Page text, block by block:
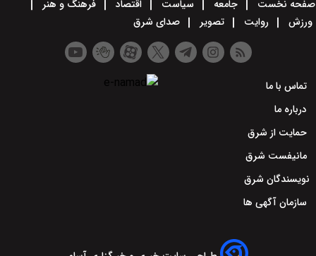
صفحه نخست جامعه سیاست اقتصاد
فرهنگ و هنر
ورزش
روایت تصویر صدای شرق
تماس با ما
درباره ما
حمایت از شرق
مانیفست شرق
نویسندگان شرق
سازمان آگهی ها